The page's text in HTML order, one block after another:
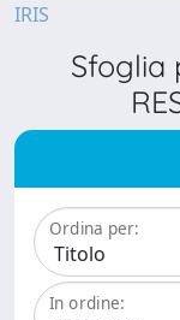
IRIS
Sfoglia
Ordina per:
In ordine: